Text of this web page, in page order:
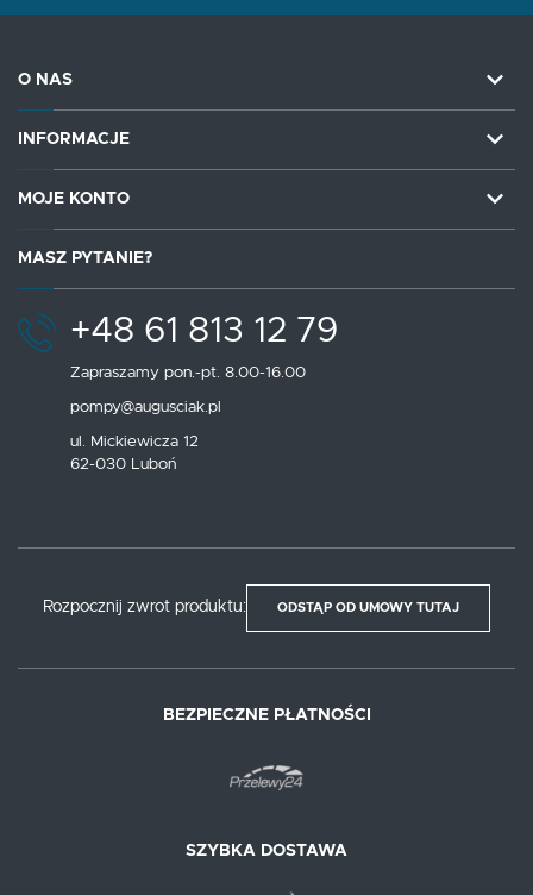
O NAS
INFORMACJE
MOJE KONTO
MASZ PYTANIE?
+48 61 813 12 79
Zapraszamy pon.-pt. 8.00-16.00
pompy@augusciak.pl
ul. Mickiewicza 12
62-030 Luboń
Rozpocznij zwrot produktu: ODSTĄP OD UMOWY TUTAJ
BEZPIECZNE PŁATNOŚCI
SZYBKA DOSTAWA